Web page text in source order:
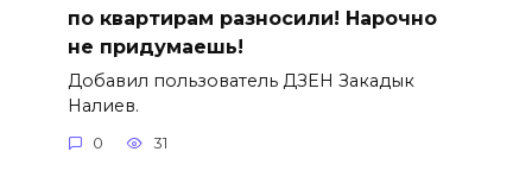
по квартирам разносили! Нарочно
не придумаешь!
Добавил пользователь ДЗЕН Закадык
Налиев.
0 31